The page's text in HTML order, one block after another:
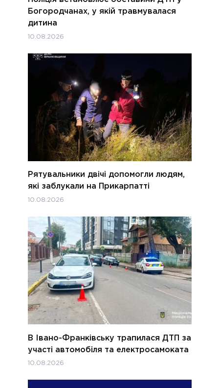
Богородчанах, у якій травмувалася
дитина
10.08.2026
Рятувальники двічі допомогли людям,
які заблукали на Прикарпатті
10.08.2026
В Івано-Франківську трапилася ДТП за
участі автомобіля та електросамоката
10.08.2026